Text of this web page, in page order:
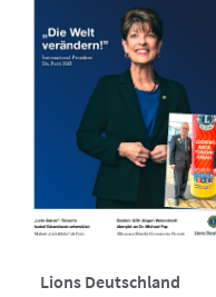
Lions Deutschland